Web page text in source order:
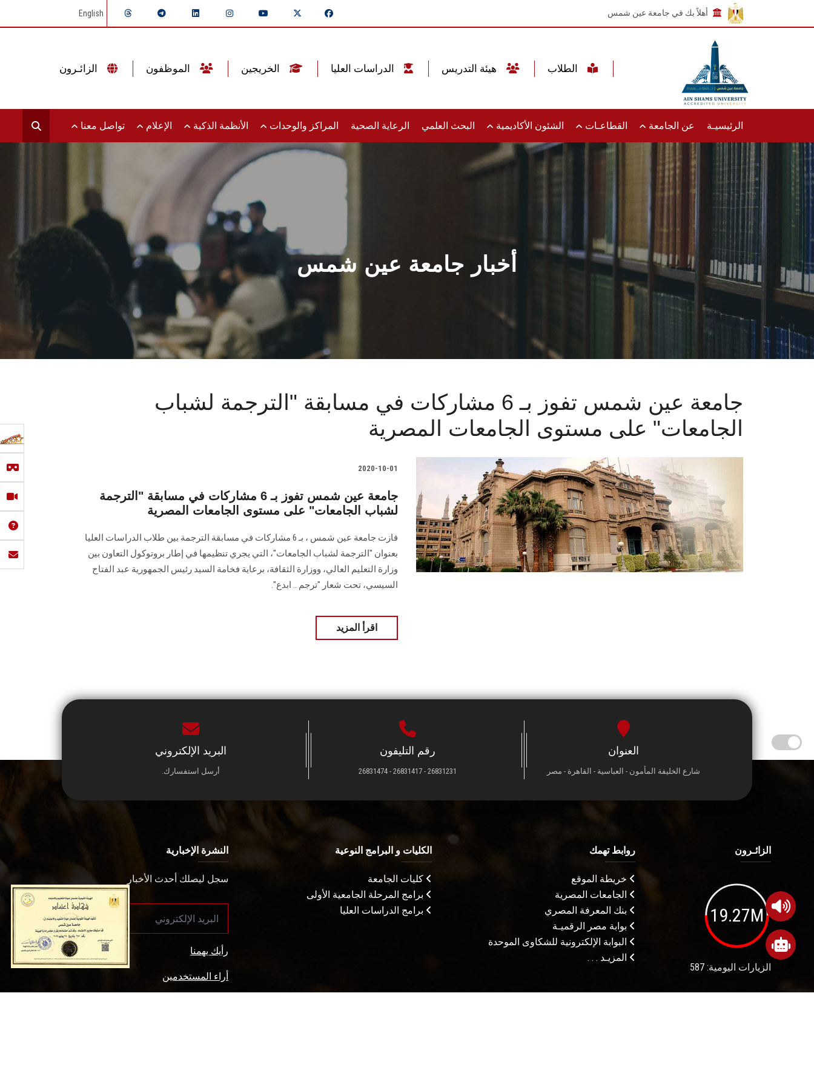
أهلاً بك في جامعة عين شمس English
الرئيسيـة عن الجامعة القطاعـات الشئون الأكاديمية البحث العلمي الرعاية الصحية المراكز والوحدات الأنظمة الذكية الإعلام تواصل معنا
أخبار جامعة عين شمس
جامعة عين شمس تفوز بـ 6 مشاركات في مسابقة "الترجمة لشباب
الجامعات" على مستوى الجامعات المصرية
2020-10-01
جامعة عين شمس تفوز بـ 6 مشاركات في مسابقة "الترجمة
لشباب الجامعات" على مستوى الجامعات المصرية
فازت جامعة عين شمس ، بـ 6 مشاركات في مسابقة الترجمة بين طلاب الدراسات العليا
بعنوان "الترجمة لشباب الجامعات"، التي يجري تنظيمها في إطار بروتوكول التعاون بين
وزارة التعليم العالي، ووزارة الثقافة، برعاية فخامة السيد رئيس الجمهورية عبد الفتاح
السيسي، تحت شعار "ترجم .. ابدع".
اقرأ المزيد
العنوان
شارع الخليفة المأمون - العباسية - القاهرة - مصر
رقم التليفون
26831231 - 26831417 - 26831474
البريد الإلكتروني
أرسل استفسارك.
الزائـرون
19.27M
الزيارات اليومية: 587
روابط تهمك
خريطة الموقع
الجامعات المصرية
بنك المعرفة المصري
بوابة مصر الرقميـة
البوابة الإلكترونية للشكاوى الموحدة
المزيـد . . .
الكليات و البرامج النوعية
كليات الجامعة
برامج المرحلة الجامعية الأولى
برامج الدراسات العليا
النشرة الإخبارية
سجل ليصلك أحدث الأخبار
رأيك يهمنا
أراء المستخدمين